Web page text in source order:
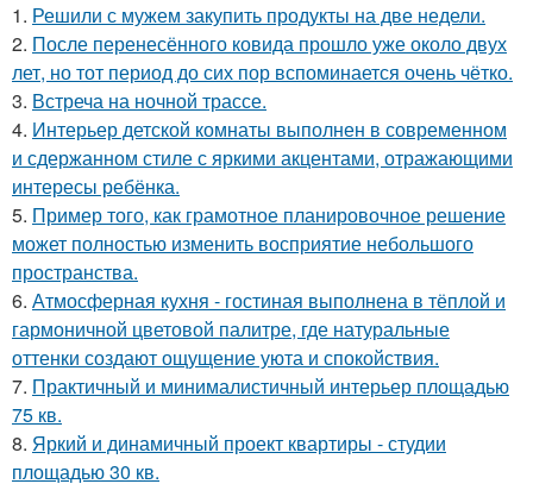
1. Решили с мужем закупить продукты на две недели.
2. После перенесённого ковида прошло уже около двух
лет, но тот период до сих пор вспоминается очень чётко.
3. Встреча на ночной трассе.
4. Интерьер детской комнаты выполнен в современном
и сдержанном стиле с яркими акцентами, отражающими
интересы ребёнка.
5. Пример того, как грамотное планировочное решение
может полностью изменить восприятие небольшого
пространства.
6. Атмосферная кухня - гостиная выполнена в тёплой и
гармоничной цветовой палитре, где натуральные
оттенки создают ощущение уюта и спокойствия.
7. Практичный и минималистичный интерьер площадью
75 кв.
8. Яркий и динамичный проект квартиры - студии
площадью 30 кв.